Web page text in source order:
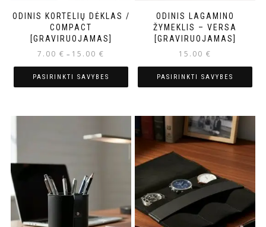
ODINIS KORTELIŲ DĖKLAS /
COMPACT
[GRAVIRUOJAMAS]
7.00 € – 15.00 €
PASIRINKTI SAVYBES
ODINIS LAGAMINO
ŽYMEKLIS – VERSA
[GRAVIRUOJAMAS]
15.00 €
PASIRINKTI SAVYBES